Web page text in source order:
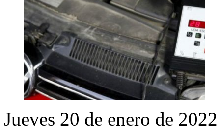
Jueves 20 de enero de 2022